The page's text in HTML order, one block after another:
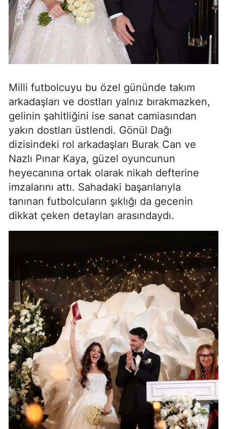
Milli futbolcuyu bu özel gününde takım
arkadaşları ve dostları yalnız bırakmazken,
gelinin şahitliğini ise sanat camiasından
yakın dostları üstlendi. Gönül Dağı
dizisindeki rol arkadaşları Burak Can ve
Nazlı Pınar Kaya, güzel oyuncunun
heyecanına ortak olarak nikah defterine
imzalarını attı. Sahadaki başarılarıyla
tanınan futbolcuların şıklığı da gecenin
dikkat çeken detayları arasındaydı.